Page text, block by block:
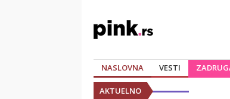
NASLOVNA VESTI
AKTUELNO